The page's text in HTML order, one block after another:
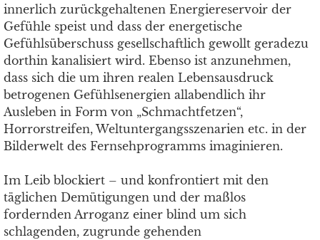
innerlich zurückgehaltenen Energiereservoir der
Gefühle speist und dass der energetische
Gefühlsüberschuss gesellschaftlich gewollt geradezu
dorthin kanalisiert wird. Ebenso ist anzunehmen,
dass sich die um ihren realen Lebensausdruck
betrogenen Gefühlsenergien allabendlich ihr
Ausleben in Form von „Schmachtfetzen“,
Horrorstreifen, Weltuntergangsszenarien etc. in der
Bilderwelt des Fernsehprogramms imaginieren.
Im Leib blockiert – und konfrontiert mit den
täglichen Demütigungen und der maßlos
fordernden Arroganz einer blind um sich
schlagenden, zugrunde gehenden